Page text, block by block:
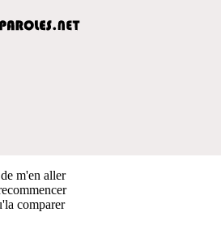
m'en aller
comparer